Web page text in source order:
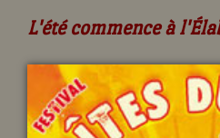
L'été commence à